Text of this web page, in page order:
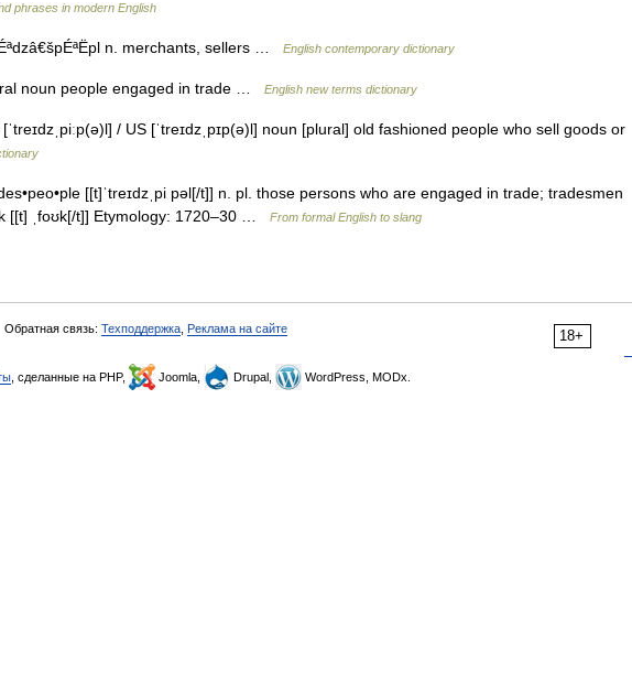
phrases in modern English
n. merchants, sellers … English contemporary dictionary
noun people engaged in trade … English new terms dictionary
/ US [ˈtreɪdzˌpɪp(ə)l] noun [plural] old fashioned people who sell goods or
[[t]ˈtreɪdzˌpi pəl[/t]] n. pl. those persons who are engaged in trade; tradesmen
[[t] ˌfoʊk[/t]] Etymology: 1720–30 …
From formal English to slang
18+
Обратная связь: Техподдержка Реклама на сайте
, сделанные на PHP, Joomla, Drupal, WordPress, MODx.